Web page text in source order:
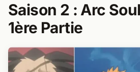
Saison 2 : Arc
1ère Partie​